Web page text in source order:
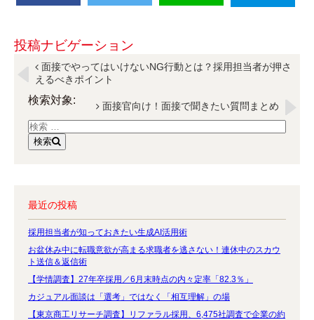
投稿ナビゲーション
面接でやってはいけないNG行動とは？採用担当者が押さ
えるべきポイント
面接官向け！面接で聞きたい質問まとめ
検索対象:
検索
最近の投稿
採用担当者が知っておきたい生成AI活用術
お盆休み中に転職意欲が高まる求職者を逃さない！連休中のスカウ
ト送信＆返信術
【学情調査】27年卒採用／6月末時点の内々定率「82.3％」
カジュアル面談は「選考」ではなく「相互理解」の場
【東京商工リサーチ調査】リファラル採用、6,475社調査で企業の約